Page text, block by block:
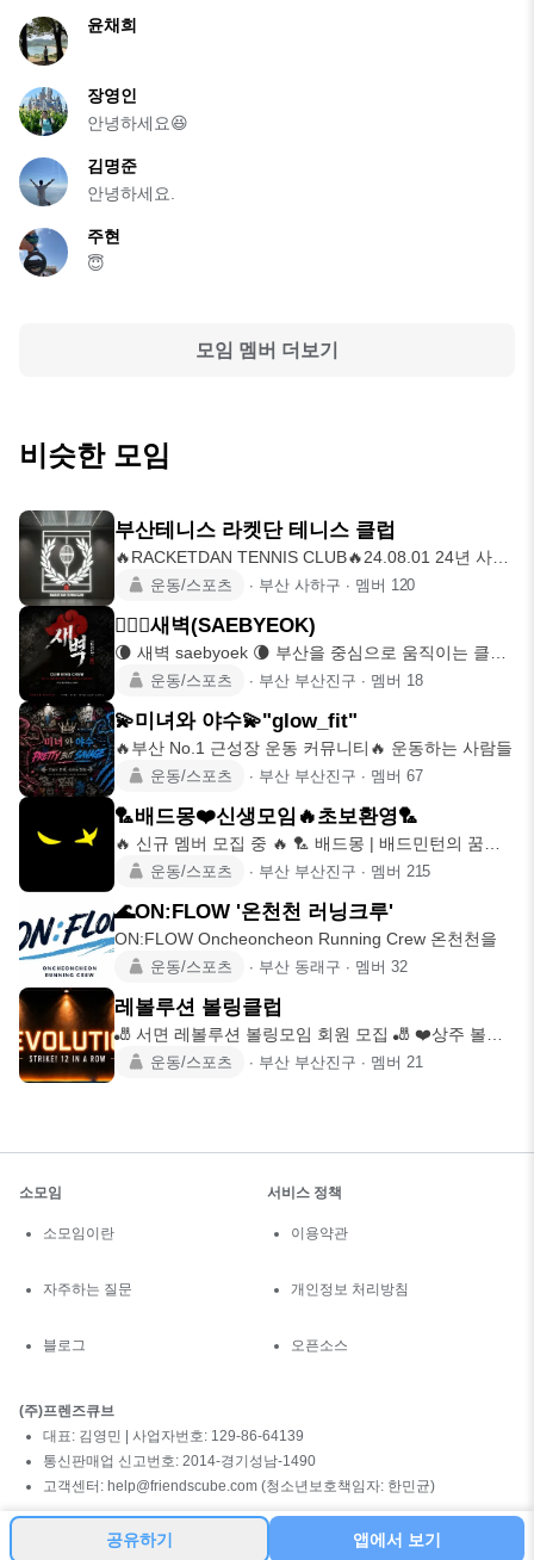
윤채희
장영인
안녕하세요😆
김명준
안녕하세요.
주현
😇
모임 멤버 더보기
비슷한 모임
부산테니스 라켓단 테니스 클럽
🔥RACKETDAN TENNIS CLUB🔥24.08.01 24년 사상
운동/스포츠 ∙ 부산 사하구 ∙ 멤버 120
🧗🏻‍♀️새벽(SAEBYEOK)
🌘 새벽 saebyoek 🌘 부산을 중심으로 움직이는 클라
이밍 모임
운동/스포츠 ∙ 부산 부산진구 ∙ 멤버 18
💫미녀와 야수💫"glow_fit"
🔥부산 No.1 근성장 운동 커뮤니티🔥 운동하는 사람들
운동/스포츠 ∙ 부산 부산진구 ∙ 멤버 67
🏸배드몽❤️신생모임🔥초보환영🏸
🔥 신규 멤버 모집 중 🔥 🏸 배드몽 | 배드민턴의 꿈을
꾸는 자 ⭐
운동/스포츠 ∙ 부산 부산진구 ∙ 멤버 215
🌊ON:FLOW '온천천 러닝크루'
ON:FLOW Oncheoncheon Running Crew 온천천을
운동/스포츠 ∙ 부산 동래구 ∙ 멤버 32
레볼루션 볼링클럽
🎳 서면 레볼루션 볼링모임 회원 모집 🎳 ❤️상주 볼링
장 : 서면로볼링
운동/스포츠 ∙ 부산 부산진구 ∙ 멤버 21
공유하기 앱에서 보기
소모임
소모임이란
자주하는 질문
블로그
서비스 정책
이용약관
개인정보 처리방침
오픈소스
(주)프렌즈큐브
대표: 김영민 | 사업자번호: 129-86-64139
통신판매업 신고번호: 2014-경기성남-1490
고객센터: help@friendscube.com (청소년보호책임자: 한민균)